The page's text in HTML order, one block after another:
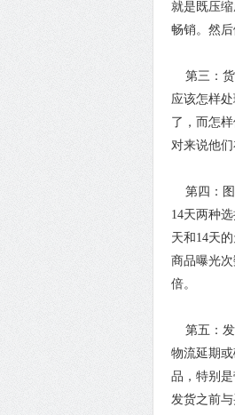
就是既压
畅销。然
第三：货
应该怎样
了，而怎
对来说他
第四：图
14天两种
天和14天
商品曝光
倍。
第五：发
物流延期
品，特别
发货之前